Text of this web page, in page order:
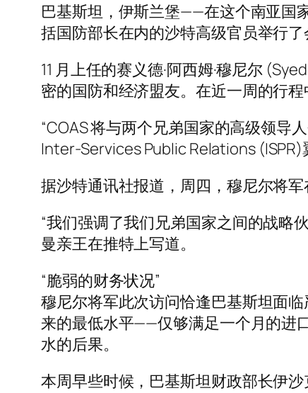
巴基斯坦，伊斯兰堡——在这个南亚国
括国防部长在内的沙特高级官员举行了
11 月上任的赛义德·阿西姆·穆尼尔
密的国防和经济盟友。在近一周的行程
“COAS 将与两个兄弟国家的高级领导
Inter-Services Public Relations (ISPR)
据沙特通讯社报道，周四，穆尼尔将军
“我们强调了我们兄弟国家之间的战略
曼亲王在推特上写道。
“脆弱的财务状况”
穆尼尔将军此次访问恰逢巴基斯坦面
来的最低水平——仅够满足一个月的进
水的后果。
本周早些时候，巴基斯坦财政部长伊